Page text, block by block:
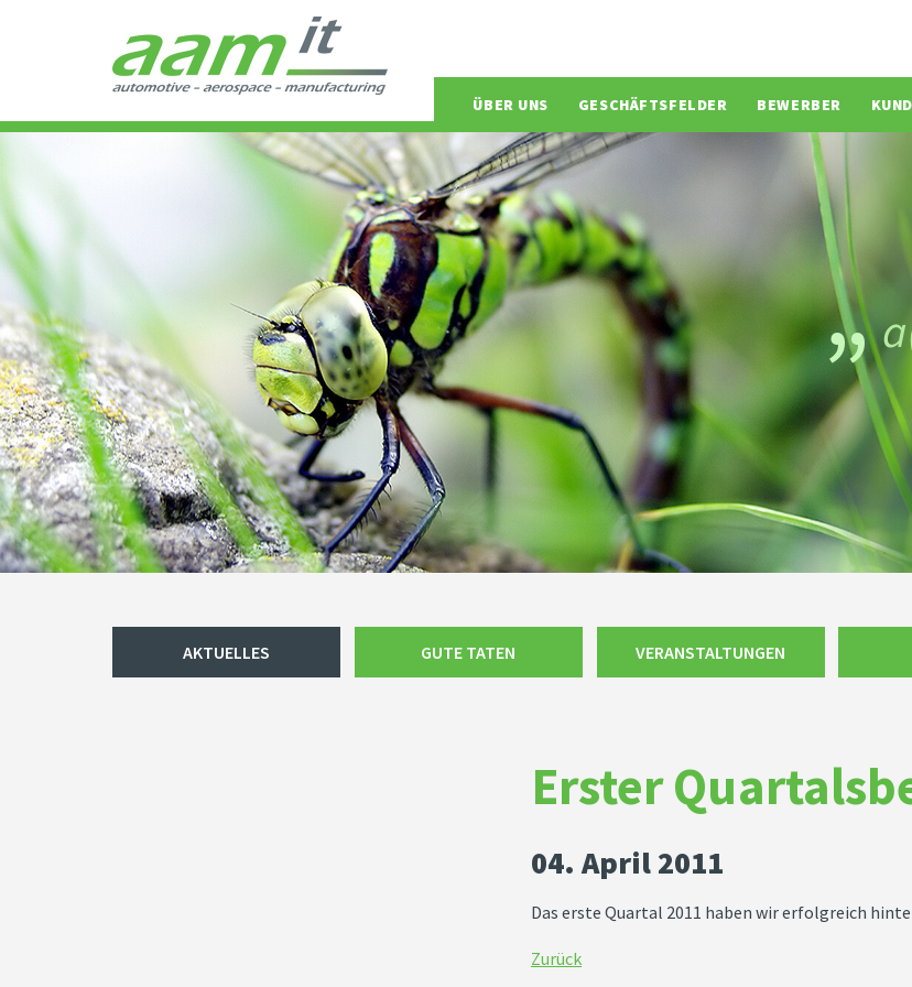
ÜBER UNS GESCHÄFTSFELDER BEWERBER
AKTUELLES GUTE TATEN VERANSTALTUNGEN
Erster
04. April 2011
Das erste Quartal 2011 haben wir erfolgreich
Zurück